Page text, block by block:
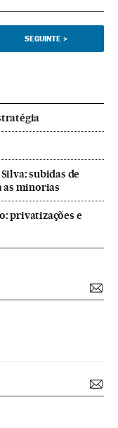
SEGUINTE >
subidas de
as minorias
privatizações e